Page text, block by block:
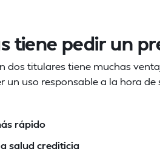
tiene pedir un
dos titulares tiene muchas
un uso responsable a la hora de
rápido
salud crediticia